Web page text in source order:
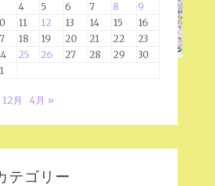
4 5 6 7 8
9
11 12 13 14 15
16
18 19 20 21 22
23
25 26 27 28 29
30
月 4月 »
テゴリー